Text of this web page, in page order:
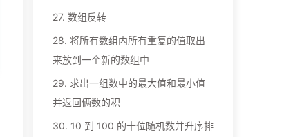
27. 数组反转
28. 将所有数组内所有重复的值取出
来放到一个新的数组中
29. 求出一组数中的最大值和最小值
并返回俩数的积
30. 10 到 100 的十位随机数并升序排